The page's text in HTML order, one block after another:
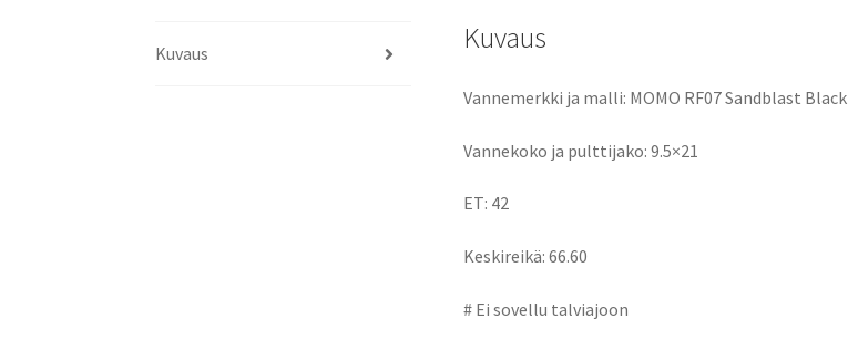
k
n
Kuvaus Kuvaus
Vannemerkki ja malli: MOMO RF07 Sandblast Black
Vannekoko ja pulttijako: 9.5×21
ET: 42
Keskireikä: 66.60
# Ei sovellu talviajoon